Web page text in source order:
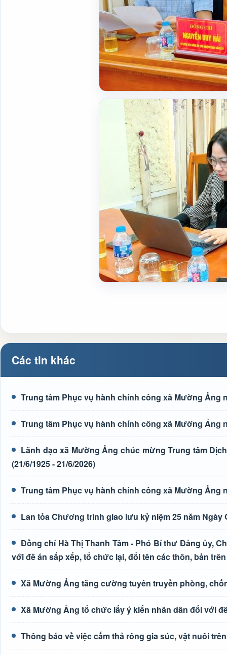
Các tin khác
Trung tâm Phục vụ hành chính công xã Mường Ảng
Trung tâm Phục vụ hành chính công xã Mường Ảng
Lãnh đạo xã Mường Ảng chúc mừng Trung tâm
(21/6/1925 - 21/6/2026)
Trung tâm Phục vụ hành chính công xã Mường Ảng
Lan tỏa Chương trình giao lưu kỷ niệm 25 năm Ngày
Đồng chí Hà Thị Thanh Tâm - Phó Bí thư Đảng ủy,
với đề án sắp xếp, tổ chức lại, đổi tên các thôn, bản
Xã Mường Ảng tăng cường tuyên truyền phòng,
Xã Mường Ảng tổ chức lấy ý kiến nhân dân đối với
Thông báo về việc cấm thả rông gia súc, vật nuôi